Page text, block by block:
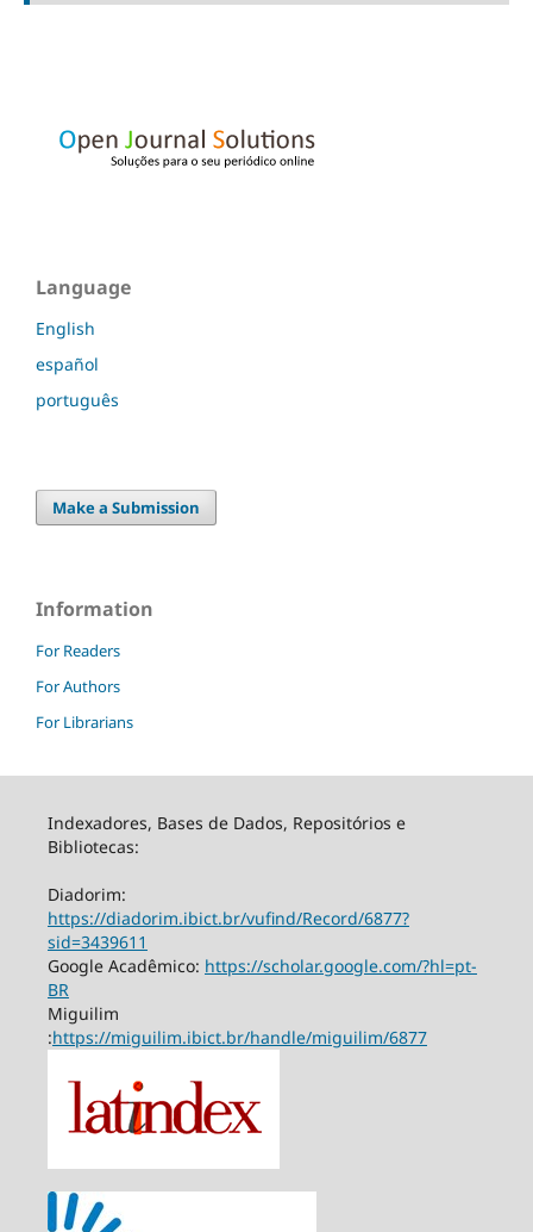
Language
English
español
português
Make a Submission
Information
For Readers
For Authors
For Librarians
Indexadores, Bases de Dados, Repositórios e
Bibliotecas:
Diadorim:
https://diadorim.ibict.br/vufind/Record/6877?
sid=3439611
Google Acadêmico: https://scholar.google.com/?hl=pt-
BR
Miguilim
:https://miguilim.ibict.br/handle/miguilim/6877